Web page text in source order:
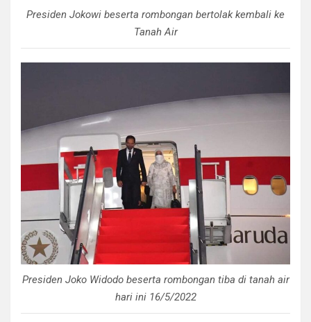
Presiden Jokowi beserta rombongan bertolak kembali ke
Tanah Air
Presiden Joko Widodo beserta rombongan tiba di tanah air
hari ini 16/5/2022